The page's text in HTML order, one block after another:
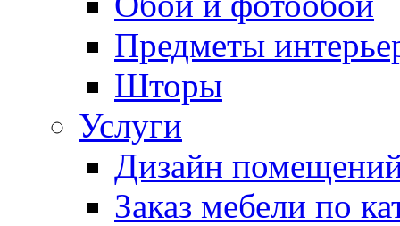
Предметы
Шторы
Услуги
Дизайн
Заказ мебели по